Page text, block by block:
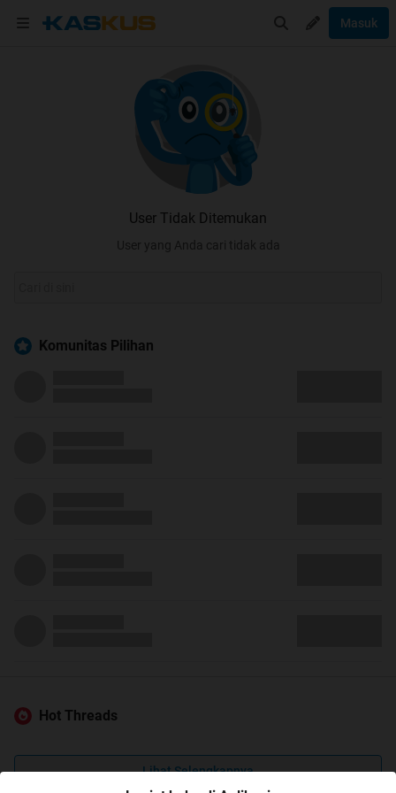
Masuk
User Tidak Ditemukan
User yang Anda cari tidak ada
Komunitas Pilihan
Hot Threads
Lihat Selengkapnya